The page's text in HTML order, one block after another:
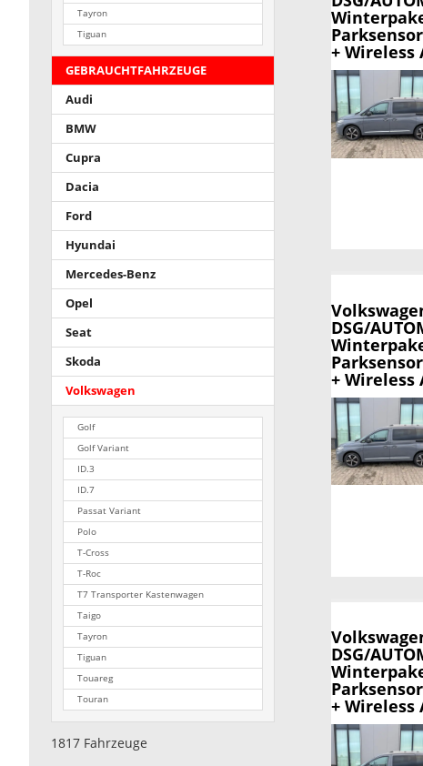
+ Wireless
DSG/
+ Wireless
DSG/
+ Wireless
Tayron
Tiguan
GEBRAUCHTFAHRZEUGE
Audi
BMW
Cupra
Dacia
Ford
Hyundai
Mercedes-Benz
Opel
Seat
Skoda
Volkswagen
Golf
Golf Variant
ID.3
ID.7
Passat Variant
Polo
T-Cross
T-Roc
T7 Transporter Kastenwagen
Taigo
Tayron
Tiguan
Touareg
Touran
1817 Fahrzeuge